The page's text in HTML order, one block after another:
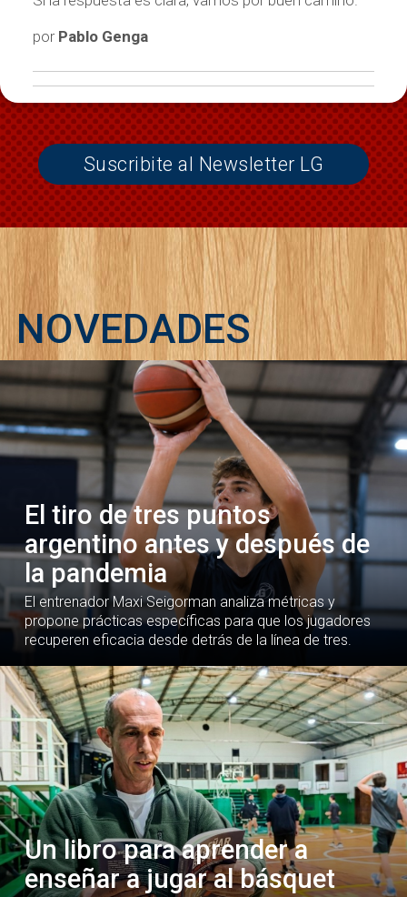
por Pablo Genga
Suscribite al Newsletter LG
NOVEDADES
El tiro de tres puntos
argentino antes y después de
la pandemia
El entrenador Maxi Seigorman analiza métricas y
propone prácticas específicas para que los jugadores
recuperen eficacia desde detrás de la línea de tres.
Un libro para aprender a
enseñar a jugar al básquet